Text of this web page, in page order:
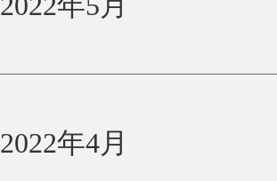
2022年4月